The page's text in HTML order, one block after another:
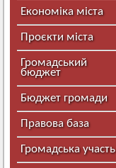
Економіка міста
Проєкти міста
Громадський
бюджет
Бюджет громади
Правова база
Громадська участь